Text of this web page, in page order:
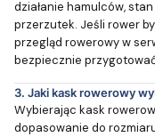
działanie hamulców,
przerzutek. Jeśli rower
przegląd rowerowy w
bezpiecznie
3. Jaki kask rowerowy
Wybierając kask
dopasowanie do